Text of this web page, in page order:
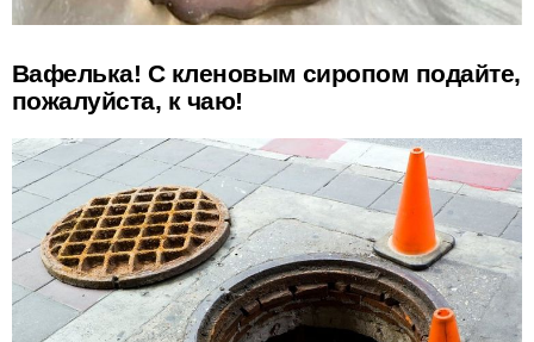
Вафелька! С кленовым сиропом подайте,
пожалуйста, к чаю!